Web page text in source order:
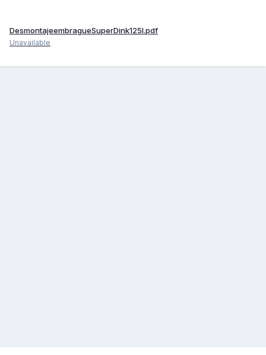
DesmontajeembragueSuperDink125I.pdf
Unavailable